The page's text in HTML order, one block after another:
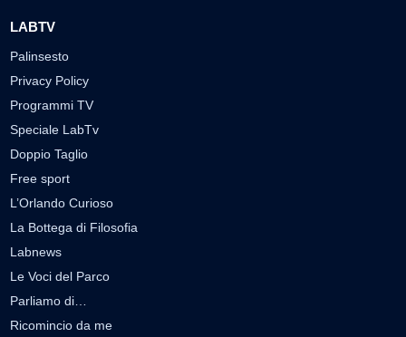
LABTV
Palinsesto
Privacy Policy
Programmi TV
Speciale LabTv
Doppio Taglio
Free sport
L’Orlando Curioso
La Bottega di Filosofia
Labnews
Le Voci del Parco
Parliamo di…
Ricomincio da me